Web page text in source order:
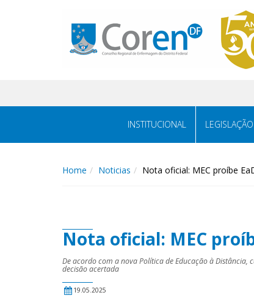
INSTITUCIONAL LEGISLAÇÃO
Home Noticias Nota oficial: MEC proíbe
Nota oficial: MEC
De acordo com a nova Política de Educação à Distância,
decisão acertada
19.05.2025